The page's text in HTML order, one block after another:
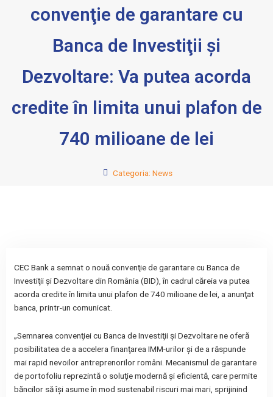
convenţie de garantare cu
Banca de Investiţii şi
Dezvoltare: Va putea acorda
credite în limita unui plafon de
740 milioane de lei
Categoria: News
CEC Bank a semnat o nouă convenţie de garantare cu Banca de
Investiţii şi Dezvoltare din România (BID), în cadrul căreia va putea
acorda credite în limita unui plafon de 740 milioane de lei, a anunţat
banca, printr-un comunicat.
„Semnarea convenţiei cu Banca de Investiţii şi Dezvoltare ne oferă
posibilitatea de a accelera finanţarea IMM-urilor şi de a răspunde
mai rapid nevoilor antreprenorilor români. Mecanismul de garantare
de portofoliu reprezintă o soluţie modernă şi eficientă, care permite
băncilor să îşi asume în mod sustenabil riscuri mai mari, sprijinind